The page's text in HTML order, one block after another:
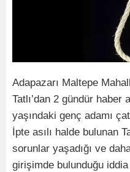
Adapazarı Maltepe
Tatlı’dan 2 gündür haber
yaşındaki genç adamı
İpte asılı halde bulunan
sorunlar yaşadığı ve
girişimde bulunduğu